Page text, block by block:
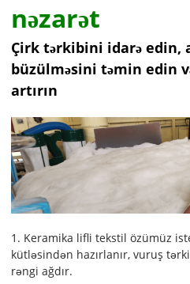
nəzarət
Çirk tərkibini idarə edin,
büzülməsini təmin edin
artırın
1. Keramika lifli tekstil özümüz
kütləsindən hazırlanır, vuruş
rəngi ağdır.